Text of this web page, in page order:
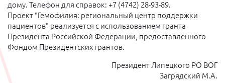
дому. Телефон для справок: +7 (4742) 28-93-89.
Проект "Гемофилия: региональный центр поддержки
пациентов" реализуется с использованием гранта
Президента Российской Федерации, предоставленного
Фондом Президентских грантов.
Президент Липецкого РО ВОГ
Загрядский М.А.